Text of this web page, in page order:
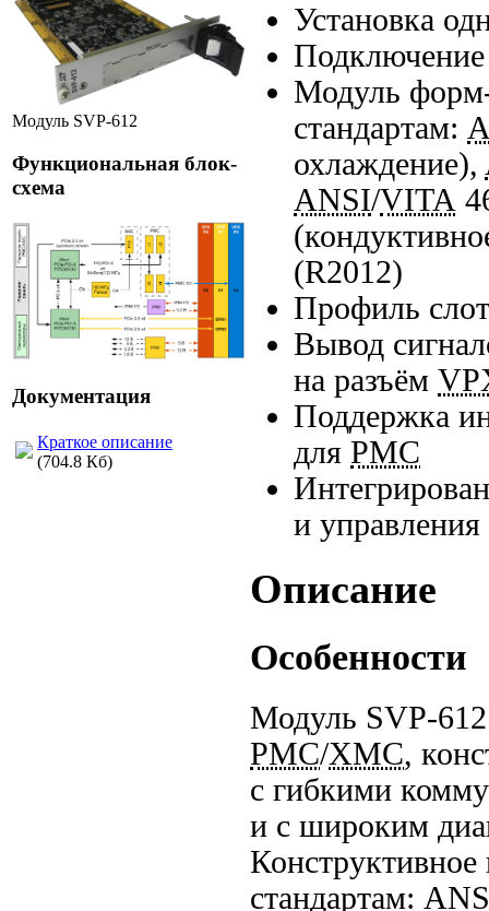
Модуль SVP-612
Функциональная блок-
схема
Документация
Краткое описание
(704.8 Кб)
Установка
Модуль
стандартам:
охлаждение),
ANSI/VITA
(R2012)
Профиль
Вывод
на разъём
Поддержка
для PMC
и управления
Описание
Особенности
Модуль SVP-
PMC/XMC,
с гибкими
и с широким
Конструктивное
стандартам: